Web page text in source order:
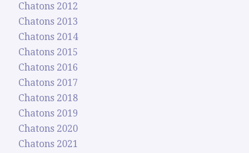
Chatons 2012
Chatons 2013
Chatons 2014
Chatons 2015
Chatons 2016
Chatons 2017
Chatons 2018
Chatons 2019
Chatons 2020
Chatons 2021